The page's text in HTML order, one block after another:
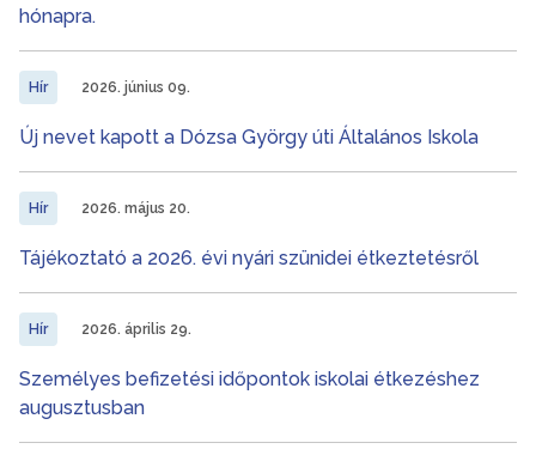
hónapra.
Hír 2026. június 09.
Új nevet kapott a Dózsa György úti Általános Iskola
Hír 2026. május 20.
Tájékoztató a 2026. évi nyári szünidei étkeztetésről
Hír 2026. április 29.
Személyes befizetési időpontok iskolai étkezéshez
augusztusban